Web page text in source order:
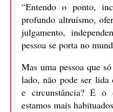
“Entendo o ponto,
profundo altruísmo,
julgamento,
pessoa se porta no
Mas uma pessoa que
lado, não pode ser lida
e circunstância? É
estamos mais